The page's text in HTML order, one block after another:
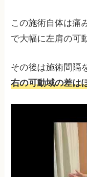
この施術自体は痛
で大幅に左肩の可
その後は施術間隔
右の可動域の差は